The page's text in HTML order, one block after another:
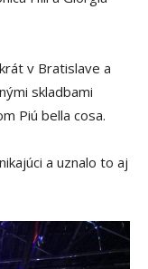
v Bratislave a
skladbami
Piú bella cosa.
a uznalo to aj